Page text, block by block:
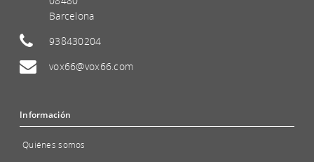
Barcelona
938430204
vox66@vox66.com
Información
Quiénes somos